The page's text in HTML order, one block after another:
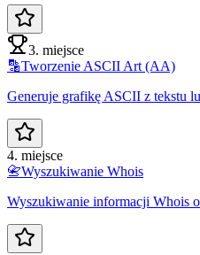
3. miejsce
🔡Tworzenie ASCII Art (AA)
Generuje grafikę ASCII z tekstu
4. miejsce
📇Wyszukiwanie Whois
Wyszukiwanie informacji Whois